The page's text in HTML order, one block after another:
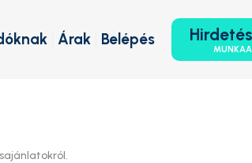
Belépés
Árak